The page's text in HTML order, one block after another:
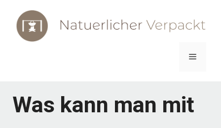
Inhalt
springen
Menü
Was kann man mit